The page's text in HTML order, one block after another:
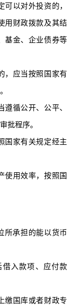
以对外投资的，
用财政拨款及其结
基金、企业债券等
应当按照国家有
循公开、公平、
批程序。
家有关规定经主
用效率，按照国
承担的能以货币
入款项、应付款
国库或者财政专